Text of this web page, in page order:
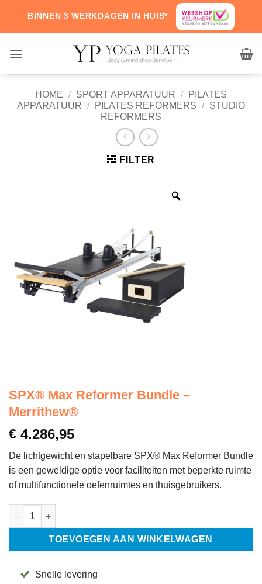
content
BINNEN 3 WERKDAGEN IN HUIS*
HOME / SPORT APPARATUUR /
PILATES
APPARATUUR
/ PILATES REFORMERS /
STUDIO
REFORMERS
FILTER
SPX® Max Reformer Bundle –
Merrithew®
€ 4.286,95
De lichtgewicht en stapelbare SPX® Max Reformer Bundle
is een geweldige optie voor faciliteiten met beperkte ruimte
of multifunctionele oefenruimtes en thuisgebruikers.
SPX® Max Reformer Bundle - Merrithew® aantal
TOEVOEGEN AAN WINKELWAGEN
Snelle levering